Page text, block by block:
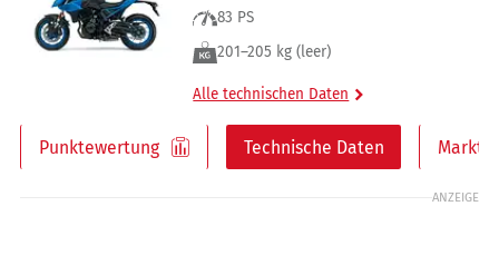
83 PS
201–205 kg (leer)
Alle technischen Daten
Punktewertung Technische Daten Markt
ANZEIGE